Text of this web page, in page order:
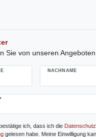
Sie von unseren Angeboten
NACHNAME
ich, dass ich die
gelesen habe. Meine Einwilligung